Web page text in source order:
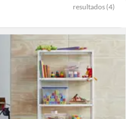
resultados (4)